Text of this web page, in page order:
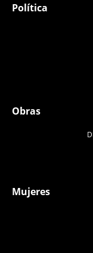
Política
Obras
Mujeres